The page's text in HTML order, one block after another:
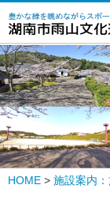
HOME > 施設案内